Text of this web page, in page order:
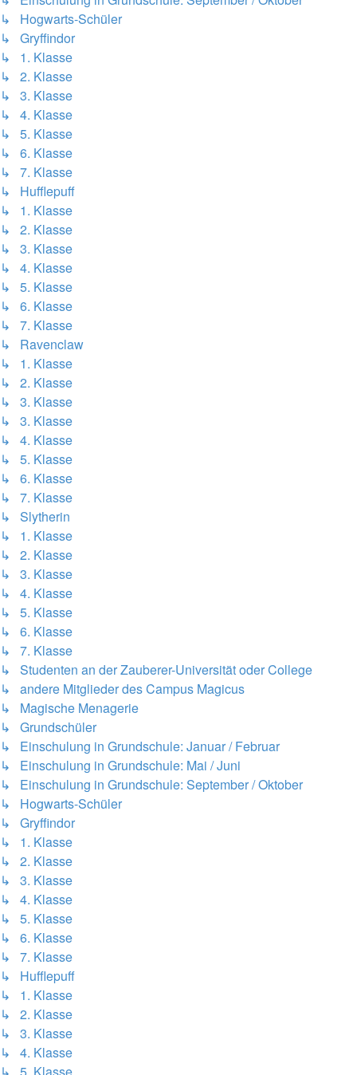
↳ Hogwarts-Schüler
↳ Gryffindor
↳ 1. Klasse
↳ 2. Klasse
↳ 3. Klasse
↳ 4. Klasse
↳ 5. Klasse
↳ 6. Klasse
↳ 7. Klasse
↳ Hufflepuff
↳ 1. Klasse
↳ 2. Klasse
↳ 3. Klasse
↳ 4. Klasse
↳ 5. Klasse
↳ 6. Klasse
↳ 7. Klasse
↳ Ravenclaw
↳ 1. Klasse
↳ 2. Klasse
↳ 3. Klasse
↳ 3. Klasse
↳ 4. Klasse
↳ 5. Klasse
↳ 6. Klasse
↳ 7. Klasse
↳ Slytherin
↳ 1. Klasse
↳ 2. Klasse
↳ 3. Klasse
↳ 4. Klasse
↳ 5. Klasse
↳ 6. Klasse
↳ 7. Klasse
↳ Studenten an der Zauberer-Universität oder College
↳ andere Mitglieder des Campus Magicus
↳ Magische Menagerie
↳ Grundschüler
↳ Einschulung in Grundschule: Januar / Februar
↳ Einschulung in Grundschule: Mai / Juni
↳ Einschulung in Grundschule: September / Oktober
↳ Hogwarts-Schüler
↳ Gryffindor
↳ 1. Klasse
↳ 2. Klasse
↳ 3. Klasse
↳ 4. Klasse
↳ 5. Klasse
↳ 6. Klasse
↳ 7. Klasse
↳ Hufflepuff
↳ 1. Klasse
↳ 2. Klasse
↳ 3. Klasse
↳ 4. Klasse